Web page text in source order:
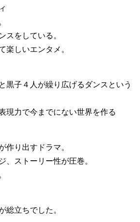
をしている。
しいエンタメ。
子４人が繰り広げるダンスという
力で今までにない世界を作る
り出すドラマ。
ストーリー性が圧巻。
総立ちでした。